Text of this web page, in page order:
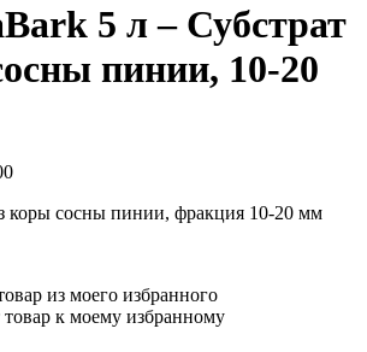
5 л – Субстрат
пинии, 10-20
коры сосны пинии, фракция 10-20 мм
из моего избранного
товар к моему избранному